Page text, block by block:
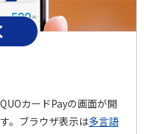
カードPayの画面が開
。ブラウザ表示は多言語